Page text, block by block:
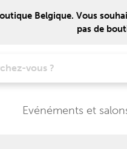
Belgique. Vous
pas de
Evénéments et